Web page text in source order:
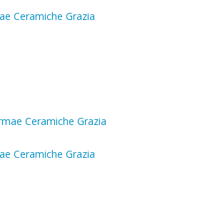
Ceramiche Grazia
Ceramiche Grazia